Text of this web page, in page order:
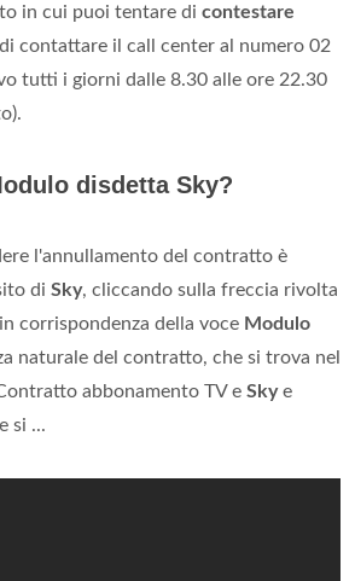
in cui puoi tentare di contestare
contattare il call center al numero 02
tutti i giorni dalle 8.30 alle ore 22.30
disdetta Sky?
l'annullamento del contratto è
di Sky, cliccando sulla freccia rivolta
corrispondenza della voce Modulo
naturale del contratto, che si trova nel
abbonamento TV e Skye
si ...